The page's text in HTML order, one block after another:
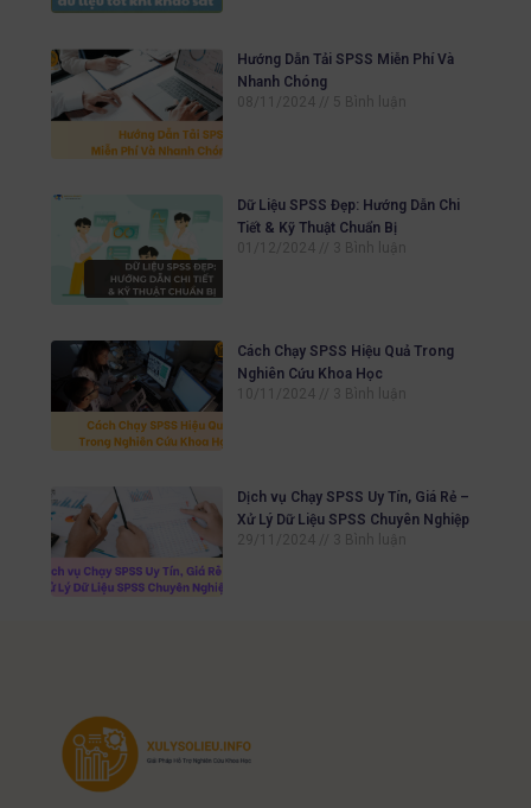
Hướng Dẫn Tải SPSS Miễn Phí Và
Nhanh Chóng
08/11/2024
5 Bình luận
Dữ Liệu SPSS Đẹp: Hướng Dẫn Chi
Tiết & Kỹ Thuật Chuẩn Bị
01/12/2024
3 Bình luận
Cách Chạy SPSS Hiệu Quả Trong
Nghiên Cứu Khoa Học
10/11/2024
3 Bình luận
Dịch vụ Chạy SPSS Uy Tín, Giá Rẻ –
Xử Lý Dữ Liệu SPSS Chuyên Nghiệp
29/11/2024
3 Bình luận